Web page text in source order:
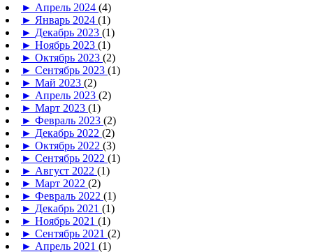
► Апрель 2024 (4)
► Январь 2024 (1)
► Декабрь 2023 (1)
► Ноябрь 2023 (1)
► Октябрь 2023 (2)
► Сентябрь 2023 (1)
► Май 2023 (2)
► Апрель 2023 (2)
► Март 2023 (1)
► Февраль 2023 (2)
► Декабрь 2022 (2)
► Октябрь 2022 (3)
► Сентябрь 2022 (1)
► Август 2022 (1)
► Март 2022 (2)
► Февраль 2022 (1)
► Декабрь 2021 (1)
► Ноябрь 2021 (1)
► Сентябрь 2021 (2)
► Апрель 2021 (1)